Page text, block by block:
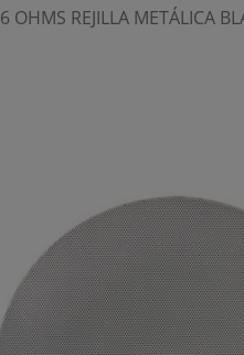
REJILLA METÁLICA